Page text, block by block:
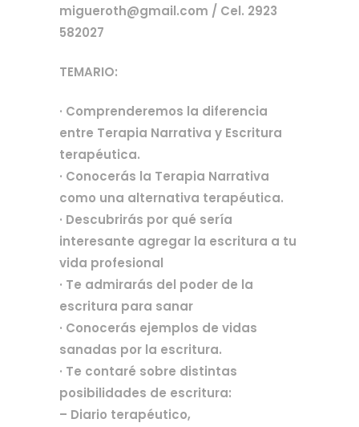
migueroth@gmail.com / Cel. 2923
582027
TEMARIO:
· Comprenderemos la diferencia
entre Terapia Narrativa y Escritura
terapéutica.
· Conocerás la Terapia Narrativa
como una alternativa terapéutica.
· Descubrirás por qué sería
interesante agregar la escritura a tu
vida profesional
· Te admirarás del poder de la
escritura para sanar
· Conocerás ejemplos de vidas
sanadas por la escritura.
· Te contaré sobre distintas
posibilidades de escritura:
– Diario terapéutico,